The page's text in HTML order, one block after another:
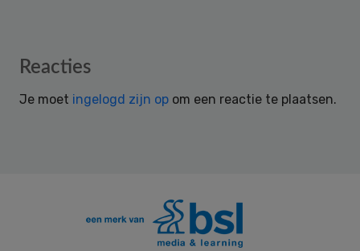
Reader
Reacties
Je moet ingelogd zijn op om een reactie te plaatsen.